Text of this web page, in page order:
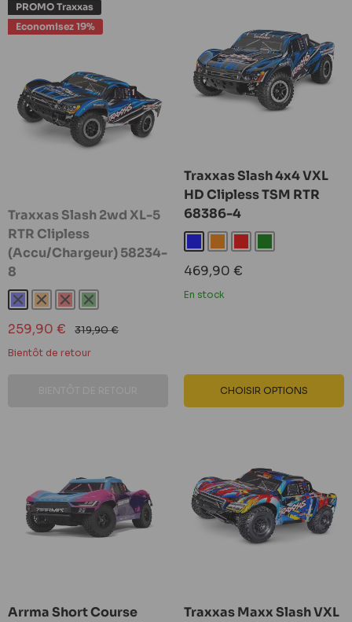
PROMO Traxxas
Economisez 19%
Traxxas Slash 2wd XL-5
RTR Clipless
(Accu/Chargeur) 58234-
8
Bleu OrangeRougeVert
Prix
réduit
259,90 € Prix
normal
319,90 €
Bientôt de retour
Traxxas Slash 4x4 VXL
HD Clipless TSM RTR
68386-4
Prix
réduit
469,90 €
En stock
CHOISIR OPTIONS
Arrma Short Course
Traxxas Maxx Slash VXL